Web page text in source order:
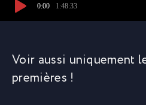
0:00 1:48:33
Voir aussi uniquement
premières !